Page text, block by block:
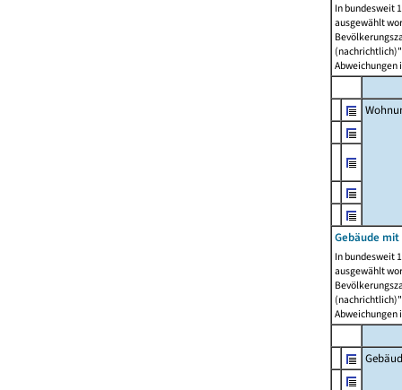
In bundesweit
ausgewählt
Abweichungen
Gebäude
In bundesweit
ausgewählt
Abweichungen